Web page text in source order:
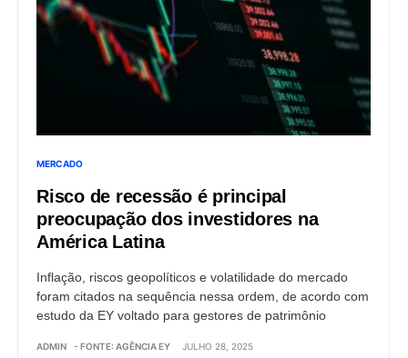
MERCADO
Risco de recessão é principal
preocupação dos investidores na
América Latina
Inflação, riscos geopolíticos e volatilidade do mercado
foram citados na sequência nessa ordem, de acordo com
estudo da EY voltado para gestores de patrimônio
ADMIN - FONTE: AGÊNCIA EY JULHO 28, 2025